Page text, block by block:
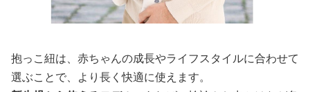
抱っこ紐は、赤ちゃんの成長やライフスタイルに合わせて
選ぶことで、より長く快適に使えます。